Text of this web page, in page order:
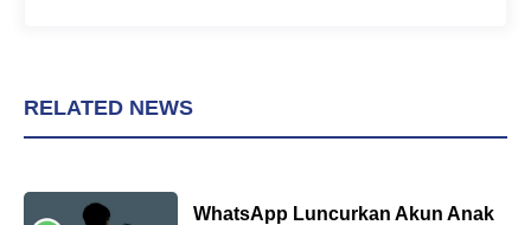
RELATED NEWS
WhatsApp Luncurkan Akun Anak